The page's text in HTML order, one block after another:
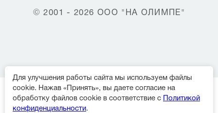
© 2001 - 2026 ООО "НА ОЛИМПЕ"
Для улучшения работы сайта мы используем файлы
cookie. Нажав «Принять», вы даете согласие на
обработку файлов cookie в соответствие с
Политикой
конфиденциальности.